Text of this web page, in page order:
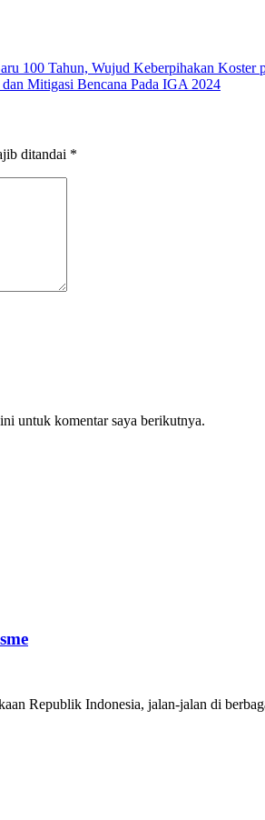
100 Tahun, Wujud Keberpihakan Koster
Mitigasi Bencana Pada IGA 2024
ditandai *
untuk komentar saya berikutnya.
Indonesia, jalan-jalan di